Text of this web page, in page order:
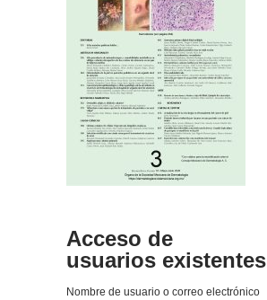
Acceso de
usuarios existentes
Nombre de usuario o correo electrónico